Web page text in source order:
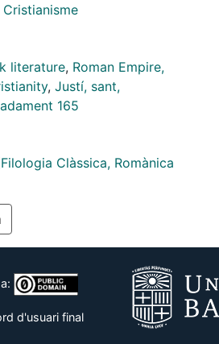
Cristianisme
literature, Roman Empire,
, Justí, sant,
165
Clàssica, Romànica
d'usuari final